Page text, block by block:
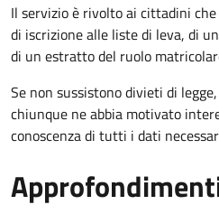
Il servizio è rivolto ai cittadini
di iscrizione alle liste di leva, di
di un estratto del ruolo
Se non sussistono divieti di
chiunque ne abbia motivato
conoscenza di tutti i dati